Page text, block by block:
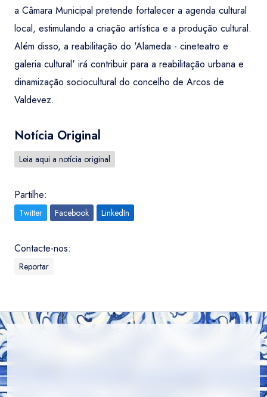
a Câmara Municipal pretende fortalecer a agenda cultural
local, estimulando a criação artística e a produção cultural.
Além disso, a reabilitação do 'Alameda - cineteatro e
galeria cultural' irá contribuir para a reabilitação urbana e
dinamização sociocultural do concelho de Arcos de
Valdevez.
Notícia Original
Leia aqui a notícia original
Partilhe:
Twitter Facebook LinkedIn
Contacte-nos:
Reportar